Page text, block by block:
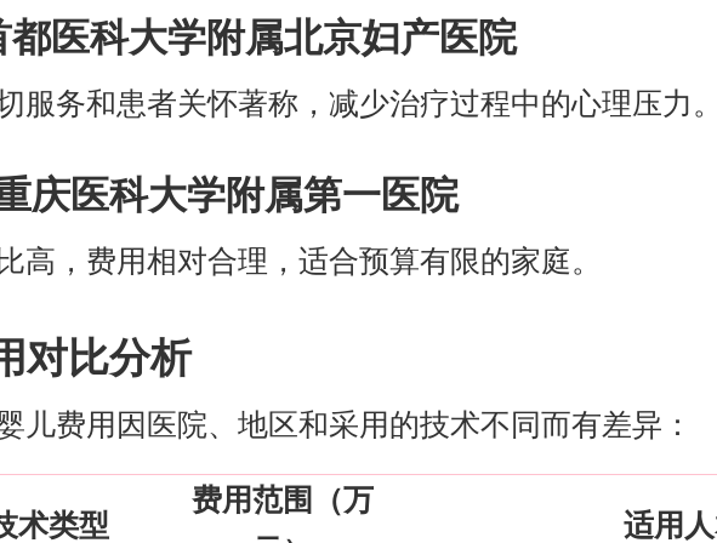
都医科大学附属北京妇产医院
服务和患者关怀著称，减少治疗过程中的心理压力
庆医科大学附属第一医院
高，费用相对合理，适合预算有限的家庭。
对比分析
儿费用因医院、地区和采用的技术不同而有差异：
术类型
费用范围（万
适用